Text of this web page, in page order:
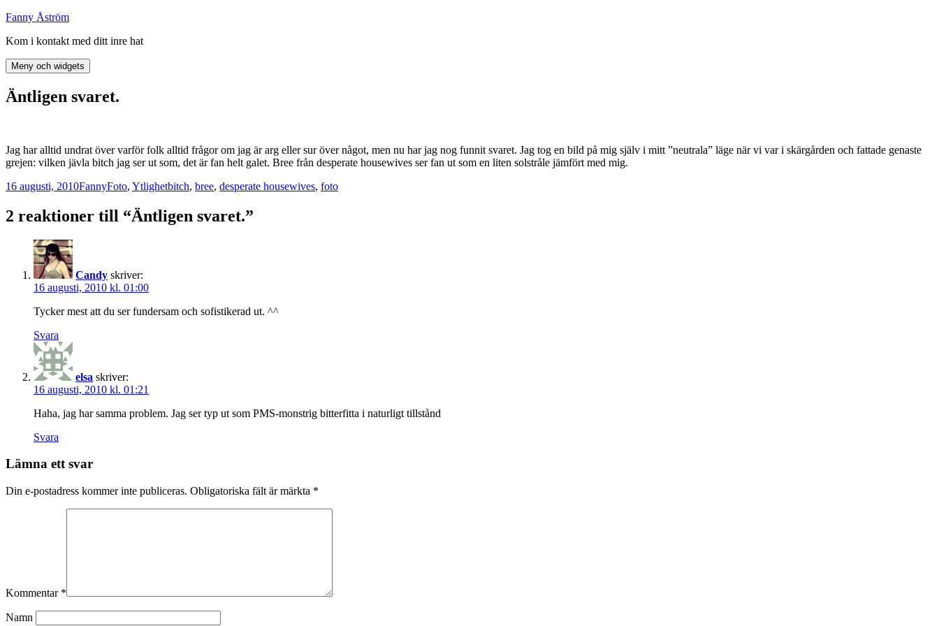
Hoppa
innehåll
Fanny Åström
Kom i kontakt med ditt inre hat
Meny och widgets
Äntligen svaret.
Jag har alltid undrat över varför folk alltid frågor om jag är arg eller sur över något, men nu har jag nog funnit svaret. Jag tog en bild på mig själv i mitt ”neutrala” läge när vi var i skärgården och fattade genaste
grejen: vilken jävla bitch jag ser ut som, det är fan helt galet. Bree från desperate housewives ser fan ut som en liten solstråle jämfört med mig.
Postat
16 augusti, 2010Författare
FannyKategorier
Foto, YtlighetTaggar
bitch, bree, desperate housewives, foto
2 reaktioner till “Äntligen svaret.”
Candy skriver:
16 augusti, 2010 kl. 01:00
Tycker mest att du ser fundersam och sofistikerad ut. ^^
Svara
elsa skriver:
16 augusti, 2010 kl. 01:21
Haha, jag har samma problem. Jag ser typ ut som PMS-monstrig bitterfitta i naturligt tillstånd
Svara
Lämna ett svar
Din e-postadress kommer inte publiceras. Obligatoriska fält är märkta *
Kommentar *
Namn